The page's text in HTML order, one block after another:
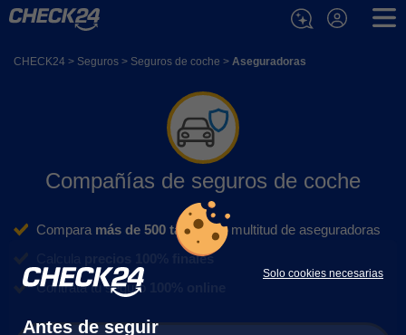
CHECK24 > Seguros > Seguros de coche > Aseguradoras
Compañías de seguros de coche
Compara más de 500 tarifas de multitud de aseguradoras
precios 100% finales
Contrata tu seguro
Solo cookies necesarias
Antes de seguir
Quiénes somos| Trabaja con nosotros
| Protección de datos
| Política de cookies
check24.es es propiedad industrial o intelectual de CHECK24.